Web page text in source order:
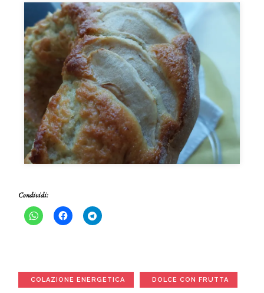
Condividi:
COLAZIONE ENERGETICA DOLCE CON FRUTTA